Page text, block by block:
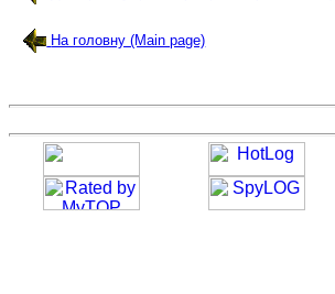
На головну (Main page)